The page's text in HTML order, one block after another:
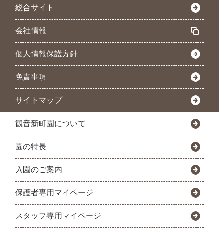
総合サイト
会社情報
個人情報保護方針
免責事項
サイトマップ
観音新町園について
園の特長
入園のご案内
保護者専用マイページ
スタッフ専用マイページ